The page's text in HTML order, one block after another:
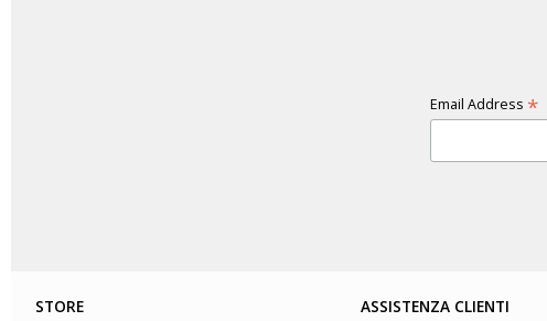
Email Address *
STORE ASSISTENZA CLIENTI